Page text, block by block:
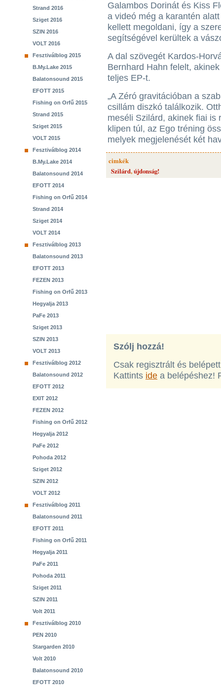
Strand 2016
Sziget 2016
SZIN 2016
VOLT 2016
Fesztiválblog 2015
B.My.Lake 2015
Balatonsound 2015
EFOTT 2015
Fishing on Orfű 2015
Strand 2015
Sziget 2015
VOLT 2015
Fesztiválblog 2014
B.My.Lake 2014
Balatonsound 2014
EFOTT 2014
Fishing on Orfű 2014
Strand 2014
Sziget 2014
VOLT 2014
Fesztiválblog 2013
Balatonsound 2013
EFOTT 2013
FEZEN 2013
Fishing on Orfű 2013
Hegyalja 2013
PaFe 2013
Sziget 2013
SZIN 2013
VOLT 2013
Fesztiválblog 2012
Balatonsound 2012
EFOTT 2012
EXIT 2012
FEZEN 2012
Fishing on Orfű 2012
Hegyalja 2012
PaFe 2012
Pohoda 2012
Sziget 2012
SZIN 2012
VOLT 2012
Fesztiválblog 2011
Balatonsound 2011
EFOTT 2011
Fishing on Orfű 2011
Hegyalja 2011
PaFe 2011
Pohoda 2011
Sziget 2011
SZIN 2011
Volt 2011
Fesztiválblog 2010
PEN 2010
Stargarden 2010
Volt 2010
Balatonsound 2010
EFOTT 2010
Galambos Dorinát és Kiss
a videó még a karantén
kellett megoldani, így a
segítségével kerültek a
A dal szövegét Kardos-
Bernhard Hahn felelt,
teljes EP-t.
„A Zéró gravitációban a
csillám diszkó találkozik.
meséli Szilárd, akinek fiai is
klipen túl, az Ego tréning
melyek megjelenését két
cimkék
Szilárd,újdonság!
Szólj hozzá!
Csak regisztrált és
Kattints ide a belépéshez!